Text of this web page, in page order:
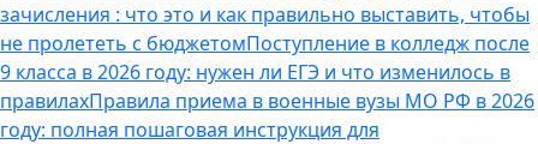
зачисления : что это и как правильно выставить, чтобы
не пролететь с бюджетомПоступление в колледж после
9 класса в 2026 году: нужен ли ЕГЭ и что изменилось в
правилахПравила приема в военные вузы МО РФ в 2026
году: полная пошаговая инструкция для